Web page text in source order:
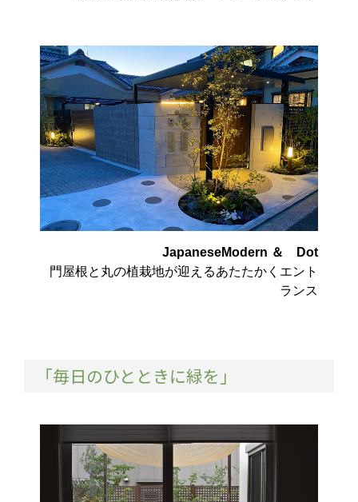
JapaneseModern ＆ Dot
門屋根と丸の植栽地が迎えるあたたかくエント
ランス
「毎日のひとときに緑を」